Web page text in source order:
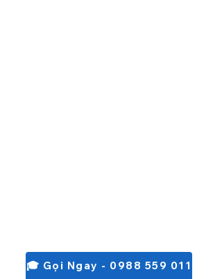
🎓 Gọi Ngay - 0988 559 011